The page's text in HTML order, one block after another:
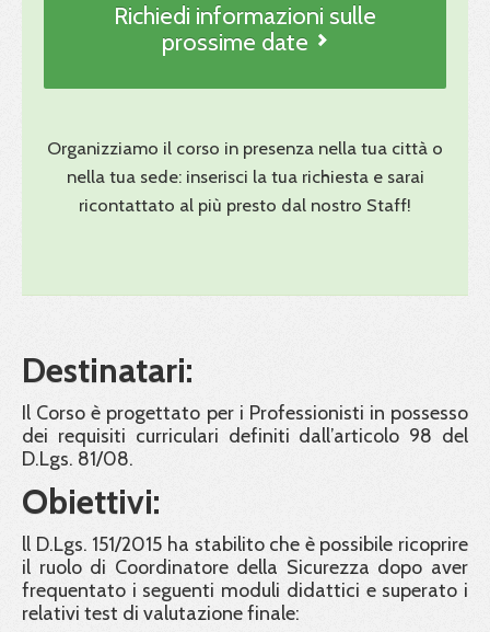
Richiedi informazioni sulle
prossime date
Organizziamo il corso in presenza nella tua città o
nella tua sede: inserisci la tua richiesta e sarai
ricontattato al più presto dal nostro Staff!
Destinatari:
Il Corso è progettato per i Professionisti in possesso
dei requisiti curriculari definiti dall’articolo 98 del
D.Lgs. 81/08.
Obiettivi:
ll D.Lgs. 151/2015 ha stabilito che è possibile ricoprire
il ruolo di Coordinatore della Sicurezza dopo aver
frequentato i seguenti moduli didattici e superato i
relativi test di valutazione finale: